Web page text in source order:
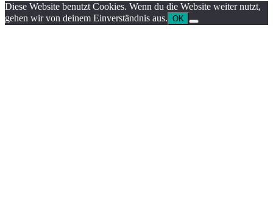
Diese Website benutzt Cookies. Wenn du die Website weiter nutzt,
gehen wir von deinem Einverständnis aus. OK